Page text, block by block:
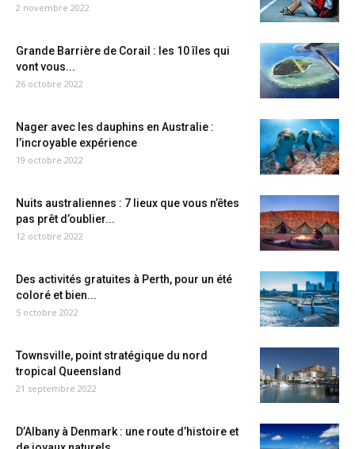
2 novembre 2022
Grande Barrière de Corail : les 10 îles qui
vont vous...
26 octobre 2022
Nager avec les dauphins en Australie :
l’incroyable expérience
19 octobre 2022
Nuits australiennes : 7 lieux que vous n’êtes
pas prêt d’oublier...
12 octobre 2022
Des activités gratuites à Perth, pour un été
coloré et bien...
5 octobre 2022
Townsville, point stratégique du nord
tropical Queensland
21 septembre 2022
D’Albany à Denmark : une route d’histoire et